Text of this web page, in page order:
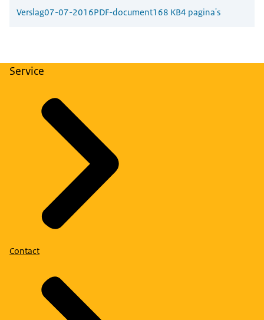
Verslag07-07-2016PDF-document168 KB4 pagina's
Service
Contact